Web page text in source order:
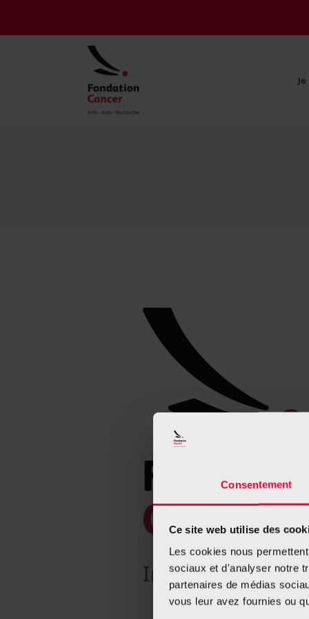
Consentement
Ce site web utilise des
Les cookies nous
sociaux et d'analyser notre
partenaires de médias
vous leur avez fournies ou